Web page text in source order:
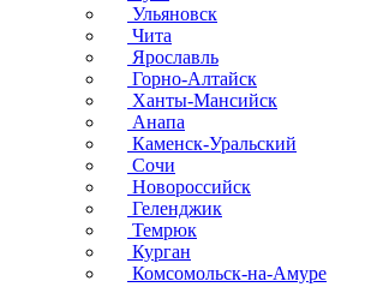
Ульяновск
Чита
Ярославль
Горно-Алтайск
Ханты-Мансийск
Анапа
Каменск-Уральский
Сочи
Новороссийск
Геленджик
Темрюк
Курган
Комсомольск-на-Амуре